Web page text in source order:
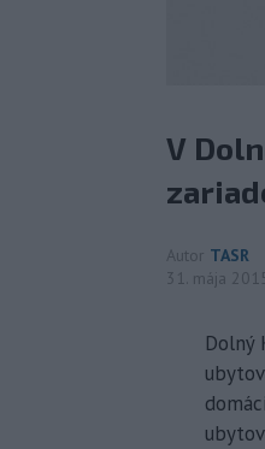
V
Autor TASR
31. mája
Dolný